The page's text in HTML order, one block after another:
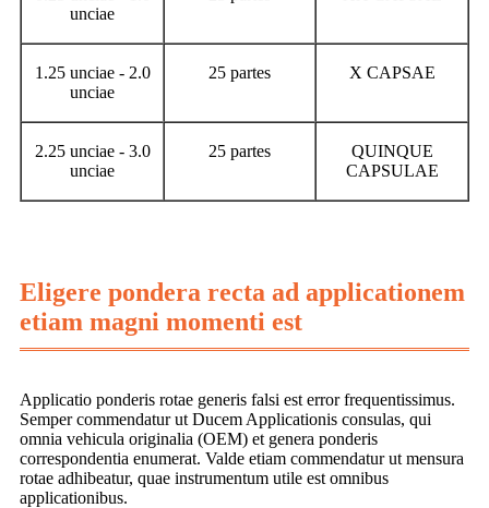
unciae
1.25 unciae - 2.0
unciae
25 partes X CAPSAE
2.25 unciae - 3.0
unciae
25 partes
QUINQUE
CAPSULAE
Eligere pondera recta ad applicationem
etiam magni momenti est
Applicatio ponderis rotae generis falsi est error frequentissimus.
Semper commendatur ut Ducem Applicationis consulas, qui
omnia vehicula originalia (OEM) et genera ponderis
correspondentia enumerat. Valde etiam commendatur ut mensura
rotae adhibeatur, quae instrumentum utile est omnibus
applicationibus.